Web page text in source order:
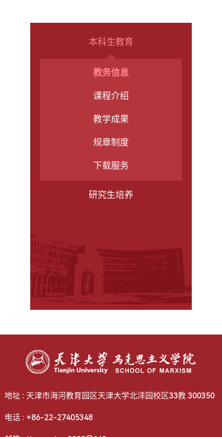
本科生教育
教务信息
课程介绍
教学成果
规章制度
下载服务
研究生培养
地址 : 天津市海河教育园区天津大学北洋园校区33教 300350
电话 : +86-22-27405348